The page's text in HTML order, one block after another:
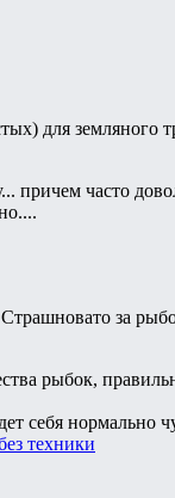
для земляного
причем часто
Страшновато за
рыбок,
себя нормально
техники